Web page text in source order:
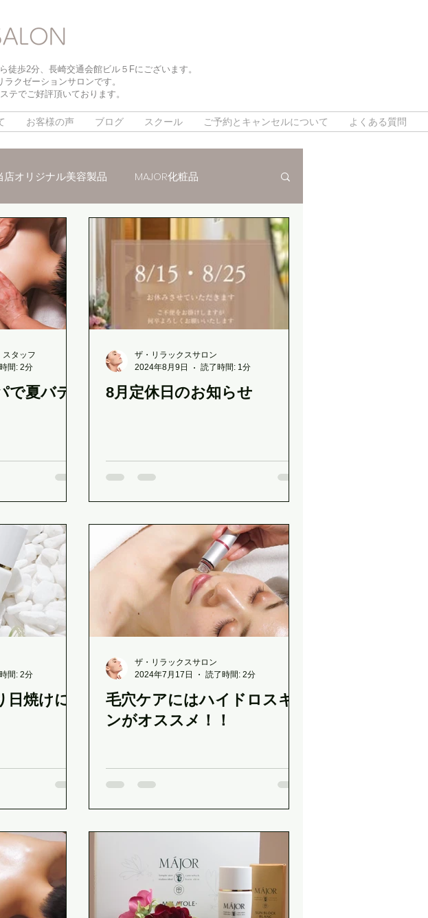
歩2分、長崎交通会館ビル５Fにございます。
クゼーションサロンです。
テでご好評頂いております。
お客様の声 ブログ スクール ご予約とキャンセルについて よくある質問
店オリジナル美容製品 MAJOR化粧品
ュー パラボラ痩身法
インナードライ対策 デトックスリンパ80分
プレゼント MAJOR特別キャンペーン
で夏バテ
タッフ
間: 2分
8月定休日のお知らせ
ザ・リラックスサロン
2024年8月9日
読了時間: 1分
日焼けに
間: 2分
毛穴ケアにはハイドロスキ
ンがオススメ！！
ザ・リラックスサロン
2024年7月17日
読了時間: 2分